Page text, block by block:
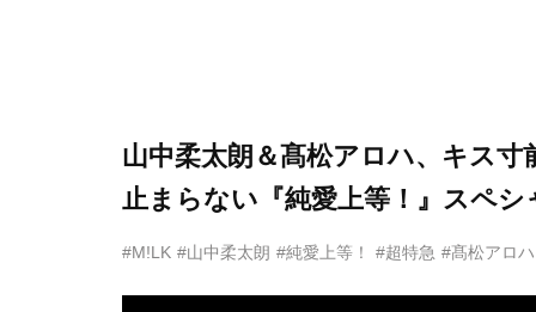
山中柔太朗＆髙松アロハ、キス
止まらない『純愛上等！』スペ
#M!LK #山中柔太朗 #純愛上等！ #超特急 #髙松アロハ